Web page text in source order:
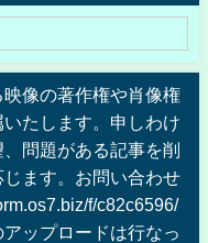
像の著作権や肖像権
たします。申しわけ
問題がある記事を削
ます。お問い合わせ
f/c82c6596/
ップロードは行なっ